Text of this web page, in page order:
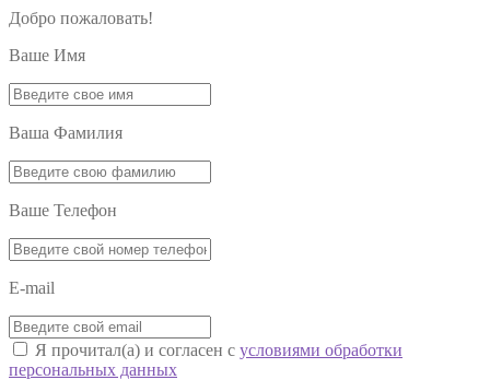
Добро пожаловать!
Ваше Имя
Ваша Фамилия
Ваше Телефон
E-mail
Я прочитал(а) и согласен с условиями обработки
персональных данных